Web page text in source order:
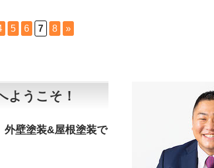
5 6 7 8 »
ようこそ！
外壁塗装&屋根塗装で